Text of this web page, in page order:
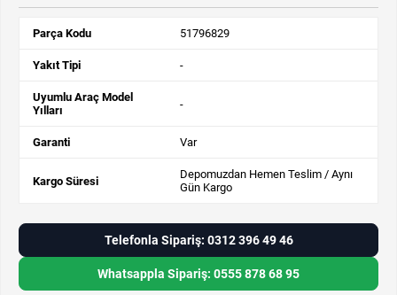
Parça Kodu 51796829
Yakıt Tipi -
Uyumlu Araç Model
Yılları
-
Garanti Var
Kargo Süresi
Depomuzdan Hemen Teslim / Aynı
Gün Kargo
Telefonla Sipariş: 0312 396 49 46
Whatsappla Sipariş: 0555 878 68 95